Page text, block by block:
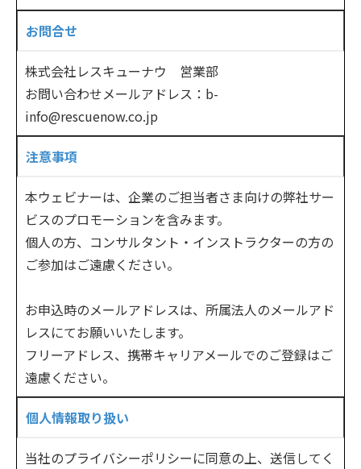
お問合せ
株式会社レスキューナウ 営業部
お問い合わせメールアドレス：b-
info@rescuenow.co.jp
注意事項
本ウェビナーは、企業のご担当者さま向けの弊社サー
ビスのプロモーションを含みます。
個人の方、コンサルタント・インストラクターの方の
ご参加はご遠慮ください。
お申込時のメールアドレスは、所属法人のメールアド
レスにてお願いいたします。
フリーアドレス、携帯キャリアメールでのご登録はご
遠慮ください。
個人情報取り扱い
当社のプライバシーポリシーに同意の上、送信してく